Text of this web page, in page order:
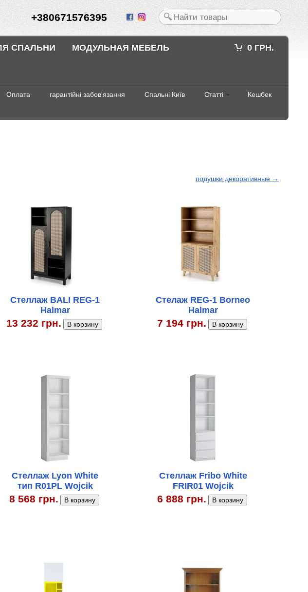
+380671576395
0 ГРН.
СПАЛЬНИ МОДУЛЬНАЯ МЕБЕЛЬ
Оплата гарантійні забов'язання Спальні Київ Статті Кешбек
подушки декоративные →
Стеллаж BALI REG-1
Halmar
13 232 грн.
Стелаж REG-1 Borneo
Halmar
7 194 грн.
Стеллаж Lyon White
тип R01PL Wojcik
8 568 грн.
Стеллаж Fribo White
FRIR01 Wojcik
6 888 грн.